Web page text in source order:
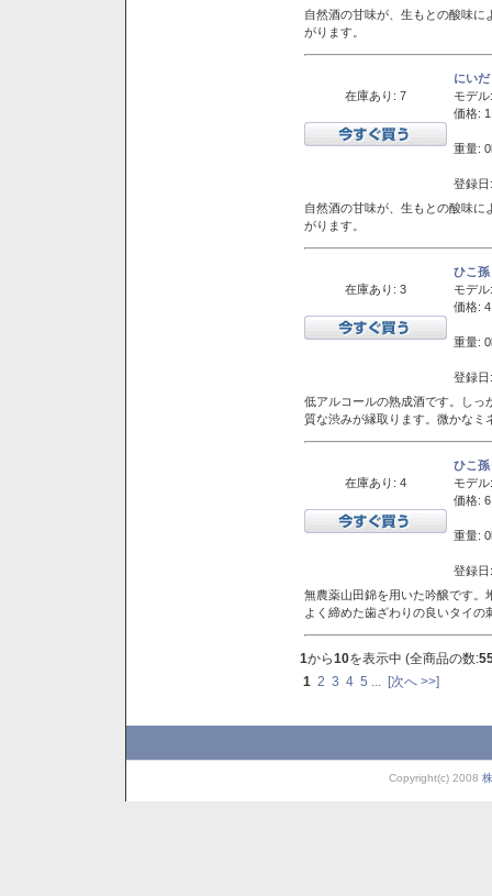
自然酒の甘味が、生もとの酸味
がります。
在庫あり: 7
にい
モデル:
価格:
重量:
登録
自然酒の甘味が、生もとの酸味
がります。
在庫あり: 3
ひこ
モデル:
価格:
重量:
登録
低アルコールの熟成酒です。しっ
質な渋みが縁取ります。微かなミ
在庫あり: 4
ひこ
モデル:
価格:
重量:
登録
無農薬山田錦を用いた吟醸です
よく締めた歯ざわりの良いタイ
1から10を表示中 (全商品の数:
1 2 3 4 5 [次へ >>]
Copyright(c) 2008